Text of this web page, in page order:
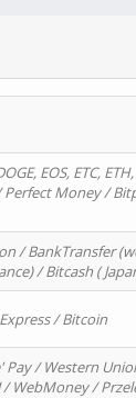
EOS, ETC,
Money /
/ BankTransfer
/ Bitcash (
/ Bitcoin
/ Western
WebMoney /